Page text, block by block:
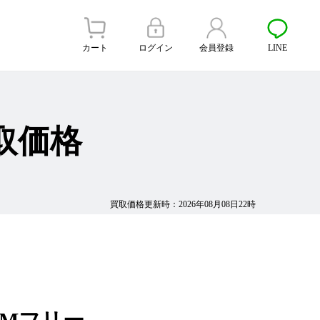
カート ログイン 会員登録 LINE
買取価格更新時：2026年08月08日22時
価格